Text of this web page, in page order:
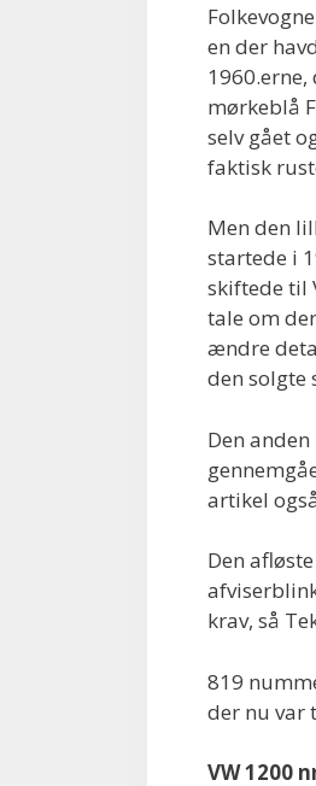
en der
mørkeblå
selv gået
faktisk
Men den
startede i
skiftede til
tale om
ændre
den solgte
Den
artikel
Den
krav, så
819
der nu var
VW 1200